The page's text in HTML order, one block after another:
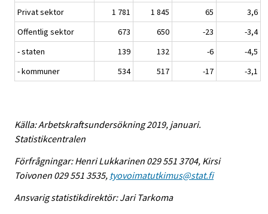
Privat sektor
1 781 1 845 65
3,6
Offentlig sektor
673 650 -23
-3,4
- staten
139 132 -6
-4,5
- kommuner
534 517 -17 -3,1
Källa: Arbetskraftsundersökning 2019, januari.
Statistikcentralen
Förfrågningar: Henri Lukkarinen 029 551 3704, Kirsi
Toivonen 029 551 3535, tyovoimatutkimus@stat.fi
Ansvarig statistikdirektör: Jari Tarkoma